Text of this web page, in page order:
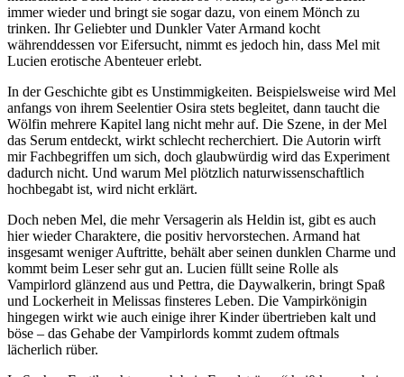
immer wieder und bringt sie sogar dazu, von einem Mönch zu
trinken. Ihr Geliebter und Dunkler Vater Armand kocht
währenddessen vor Eifersucht, nimmt es jedoch hin, dass Mel mit
Lucien erotische Abenteuer erlebt.
In der Geschichte gibt es Unstimmigkeiten. Beispielsweise wird Mel
anfangs von ihrem Seelentier Osira stets begleitet, dann taucht die
Wölfin mehrere Kapitel lang nicht mehr auf. Die Szene, in der Mel
das Serum entdeckt, wirkt schlecht recherchiert. Die Autorin wirft
mir Fachbegriffen um sich, doch glaubwürdig wird das Experiment
dadurch nicht. Und warum Mel plötzlich naturwissenschaftlich
hochbegabt ist, wird nicht erklärt.
Doch neben Mel, die mehr Versagerin als Heldin ist, gibt es auch
hier wieder Charaktere, die positiv hervorstechen. Armand hat
insgesamt weniger Auftritte, behält aber seinen dunklen Charme und
kommt beim Leser sehr gut an. Lucien füllt seine Rolle als
Vampirlord glänzend aus und Pettra, die Daywalkerin, bringt Spaß
und Lockerheit in Melissas finsteres Leben. Die Vampirkönigin
hingegen wirkt wie auch einige ihrer Kinder übertrieben kalt und
böse – das Gehabe der Vampirlords kommt zudem oftmals
lächerlich rüber.